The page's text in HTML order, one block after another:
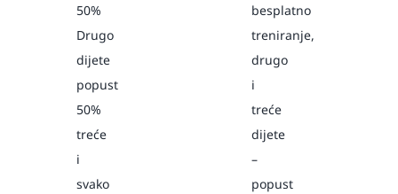
50%
Drugo
dijete
popust
50%
treće
i
svako
besplatno
treniranje,
drugo
i
treće
dijete
–
popust